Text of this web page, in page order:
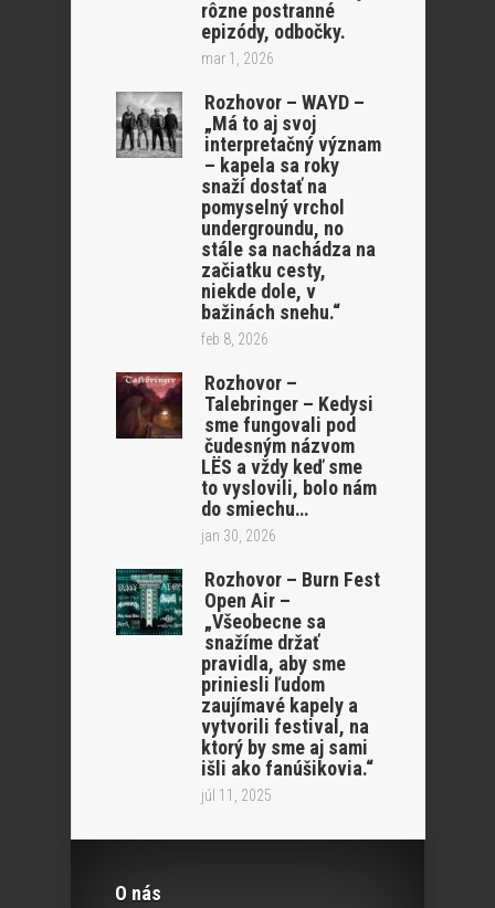
rôzne postranné
epizódy, odbočky.
mar 1, 2026
Rozhovor – WAYD –
„Má to aj svoj
interpretačný význam
– kapela sa roky
snaží dostať na
pomyselný vrchol
undergroundu, no
stále sa nachádza na
začiatku cesty,
niekde dole, v
bažinách snehu.“
feb 8, 2026
Rozhovor –
Talebringer – Kedysi
sme fungovali pod
čudesným názvom
LËS a vždy keď sme
to vyslovili, bolo nám
do smiechu…
jan 30, 2026
Rozhovor – Burn Fest
Open Air –
„Všeobecne sa
snažíme držať
pravidla, aby sme
priniesli ľudom
zaujímavé kapely a
vytvorili festival, na
ktorý by sme aj sami
išli ako fanúšikovia.“
júl 11, 2025
O nás